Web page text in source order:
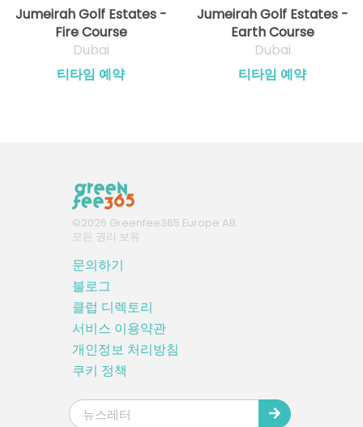
Jumeirah Golf Estates -
Fire Course
Dubai
티타임 예약
Jumeirah Golf Estates -
Earth Course
Dubai
티타임 예약
©2026 Greenfee365 Europe AB.
모든 권리 보유
문의하기
블로그
클럽 디렉토리
서비스 이용약관
개인정보 처리방침
쿠키 정책